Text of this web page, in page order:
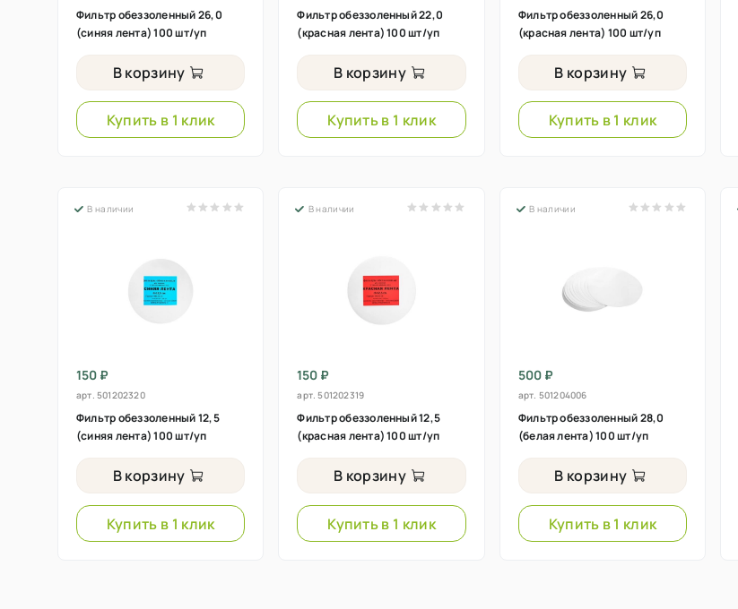
Фильтр обеззоленный 26,0
(синяя лента) 100 шт/уп
В корзину
Купить в 1 клик
Фильтр обеззоленный 22,0
(красная лента) 100 шт/уп
В корзину
Купить в 1 клик
Фильтр обеззоленный 26,0
(красная лента) 100 шт/уп
В корзину
Купить в 1 клик
В наличии
150 ₽
арт. 501202320
Фильтр обеззоленный 12,5
(синяя лента) 100 шт/уп
В корзину
Купить в 1 клик
В наличии
150 ₽
арт.501202319
Фильтр обеззоленный 12,5
(красная лента) 100 шт/уп
В корзину
Купить в 1 клик
В наличии
500 ₽
арт. 501204006
Фильтр обеззоленный 28,0
(белая лента) 100 шт/уп
В корзину
Купить в 1 клик